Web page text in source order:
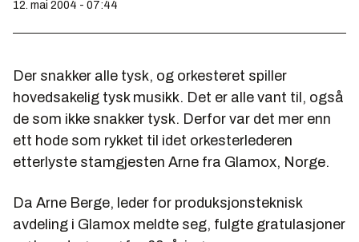
12. mai 2004 - 07:44
Der snakker alle tysk, og orkesteret spiller
hovedsakelig tysk musikk. Det er alle vant til, også
de som ikke snakker tysk. Derfor var det mer enn
ett hode som rykket til idet orkesterlederen
etterlyste stamgjesten Arne fra Glamox, Norge.
Da Arne Berge, leder for produksjonsteknisk
avdeling i Glamox meldte seg, fulgte gratulasjoner